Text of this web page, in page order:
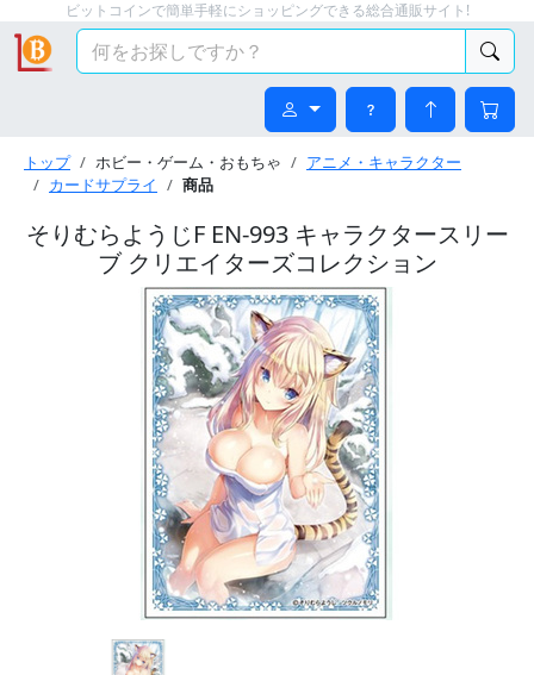
ビットコインで簡単手軽にショッピングできる総合通販サイト!
トップ ホビー・ゲーム・おもちゃ
アニメ・キャラクター
カードサプライ
商品
そりむらようじF EN-993 キャラクタースリー
ブ クリエイターズコレクション